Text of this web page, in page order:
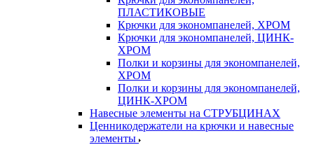
ПЛАСТИКОВЫЕ
Крючки для экономпанелей, ХРОМ
Крючки для экономпанелей, ЦИНК-
ХРОМ
Полки и корзины для экономпанелей,
ХРОМ
Полки и корзины для экономпанелей,
ЦИНК-ХРОМ
Навесные элементы на СТРУБЦИНАХ
Ценникодержатели на крючки и навесные
элементы